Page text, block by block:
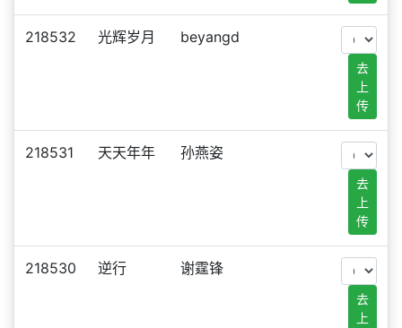
218532 光辉岁月 beyangd
去
上
传
218531 天天年年 孙燕姿
去
上
传
218530 逆行 谢霆锋
去
上